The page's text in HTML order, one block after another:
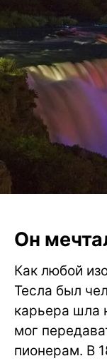
Он
Как любой
Тесла был
карьера шла
мог
пионерам. В